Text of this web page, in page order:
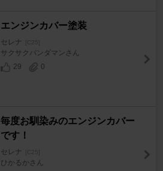
エンジンカバー塗装
セレナ [C25]
サクサクパンダマンさん
29
0
毎度お馴染みのエンジンカバー
です！
セレナ [C25]
ひかるかさん